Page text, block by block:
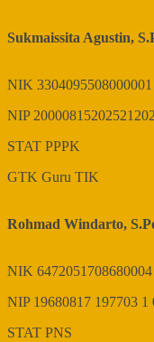
Sukmaissita Agustin,
NIK 3304095508000001
NIP
STAT PPPK
GTK Guru TIK
Rohmad Windarto,
NIK 6472051708680004
NIP 19680817 197703 1
STAT PNS